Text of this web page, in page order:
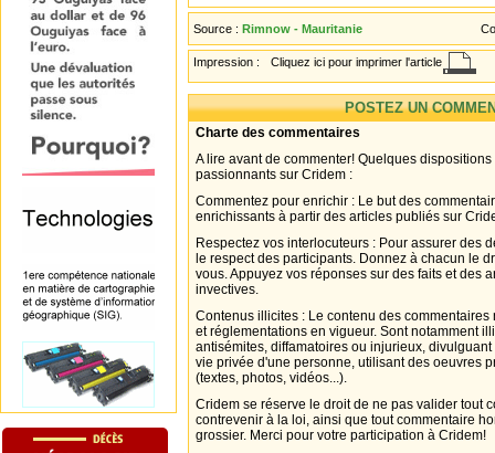
Source : Rimnow - Mauritanie
Impression : Cliquez ici pour imprimer l'article
POSTEZ UN
Charte des commentaires
A lire avant de commenter! Quelques
passionnants sur Cridem :
Commentez pour enrichir : Le but des
enrichissants à partir des articles publiés sur
Respectez vos interlocuteurs : Pour assurer des
le respect des participants. Donnez à chacun le
vous. Appuyez vos réponses sur des faits et des
invectives.
Contenus illicites : Le contenu des
et réglementations en vigueur. Sont notamment
antisémites, diffamatoires ou injurieux,
vie privée d'une personne, utilisant des oeuvres
(textes, photos, vidéos...).
Cridem se réserve le droit de ne pas valider tout
contrevenir à la loi, ainsi que tout commentaire
grossier. Merci pour votre participation à Cridem!